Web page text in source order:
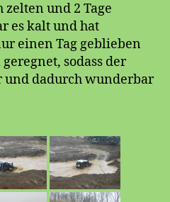
und 2 Tage
es kalt und hat
einen Tag geblieben
sodass der
und dadurch wunderbar